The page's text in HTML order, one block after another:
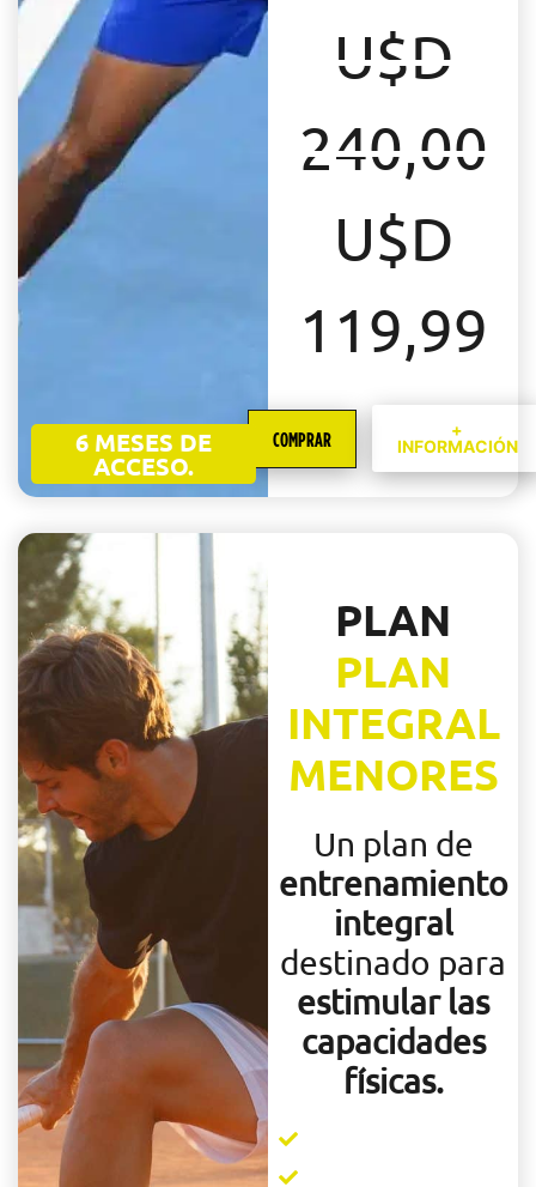
6 MESES DE
ACCESO.
U$D
240,00
El
precio
original
era:
U$D
U$D
119,99
es:
COMPRAR
+
INFORMACIÓN
PLAN
PLAN
INTEGRAL
MENORES
Un plan de
entrenamiento
integral
destinado para
estimular las
capacidades
físicas.